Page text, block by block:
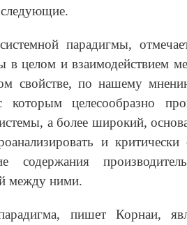
парадигмы,
в целом и взаимодействием
свойстве, по нашему
которым целесообразно
а более широкий,
и
между ними.
пишет Корнаи,